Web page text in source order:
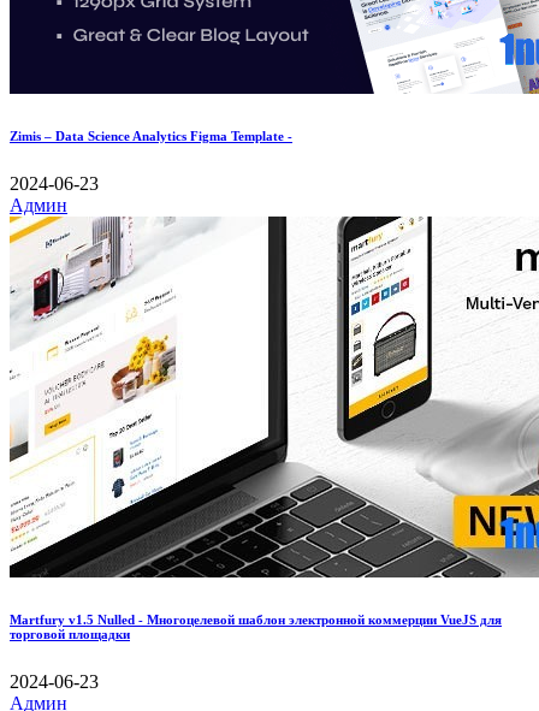
Zimis – Data Science Analytics Figma Template -
2024-06-23
Админ
Martfury v1.5 Nulled - Многоцелевой шаблон электронной коммерции VueJS для
торговой площадки
2024-06-23
Админ